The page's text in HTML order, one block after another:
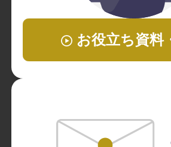
お役立ち資料